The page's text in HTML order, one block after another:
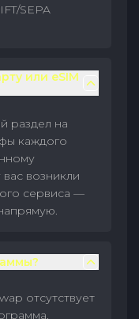
SEPA
или eSIM
раздел на
каждого
возникли
сервиса —
отсутствует